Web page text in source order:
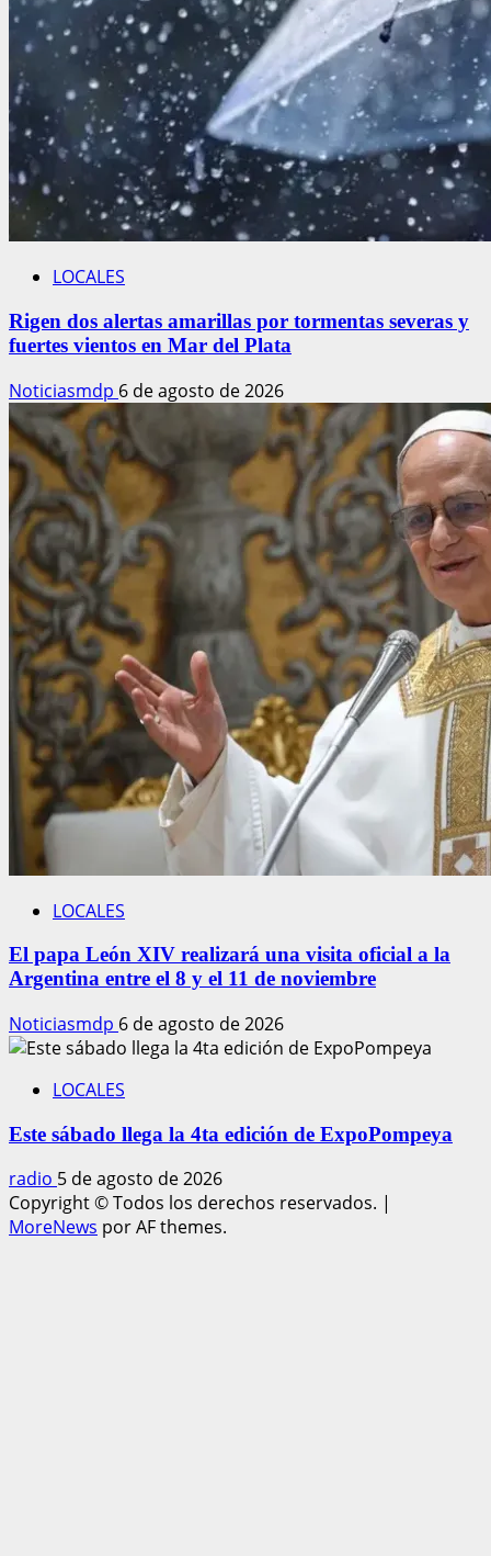
LOCALES
Rigen dos alertas amarillas por tormentas severas y
fuertes vientos en Mar del Plata
Noticiasmdp 6 de agosto de 2026
LOCALES
El papa León XIV realizará una visita oficial a la
Argentina entre el 8 y el 11 de noviembre
Noticiasmdp 6 de agosto de 2026
LOCALES
Este sábado llega la 4ta edición de ExpoPompeya
radio 5 de agosto de 2026
Copyright © Todos los derechos reservados. |
MoreNews por AF themes.